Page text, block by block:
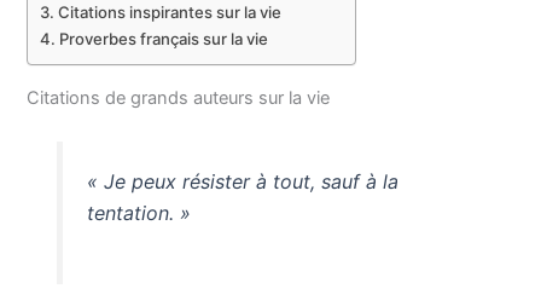
Citations inspirantes sur la vie
Proverbes français sur la vie
Citations de grands auteurs sur la vie
« Je peux résister à tout, sauf à la
tentation. »